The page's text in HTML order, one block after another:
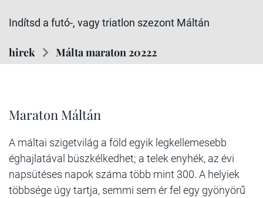
Indítsd a futó-, vagy triatlon szezont Máltán
hirek Málta maraton 20222
Maraton Máltán
A máltai szigetvilág a föld egyik legkellemesebb
éghajlatával büszkélkedhet; a telek enyhék, az évi
napsütéses napok száma több mint 300. A helyiek
többsége úgy tartja, semmi sem ér fel egy gyönyörű